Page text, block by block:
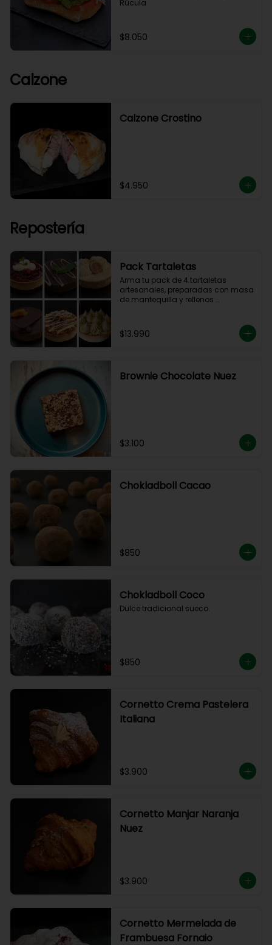
Rúcula
$8.050
Calzone
Calzone Crostino
$4.950
Repostería
Pack Tartaletas
Arma tu pack de 4 tartaletas
artesanales, preparadas con masa
de mantequilla y rellenos
opciones disponibles para
completar tu pack.
$13.990
Brownie Chocolate Nuez
$3.100
Chokladboll Cacao
$850
Chokladboll Coco
Dulce tradicional sueco.
$850
Cornetto Crema Pastelera
Italiana
$3.900
Cornetto Manjar Naranja
Nuez
$3.900
Cornetto Mermelada de
Frambuesa Fornaio